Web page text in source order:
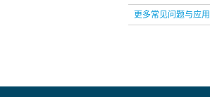
更多常见问题与应用